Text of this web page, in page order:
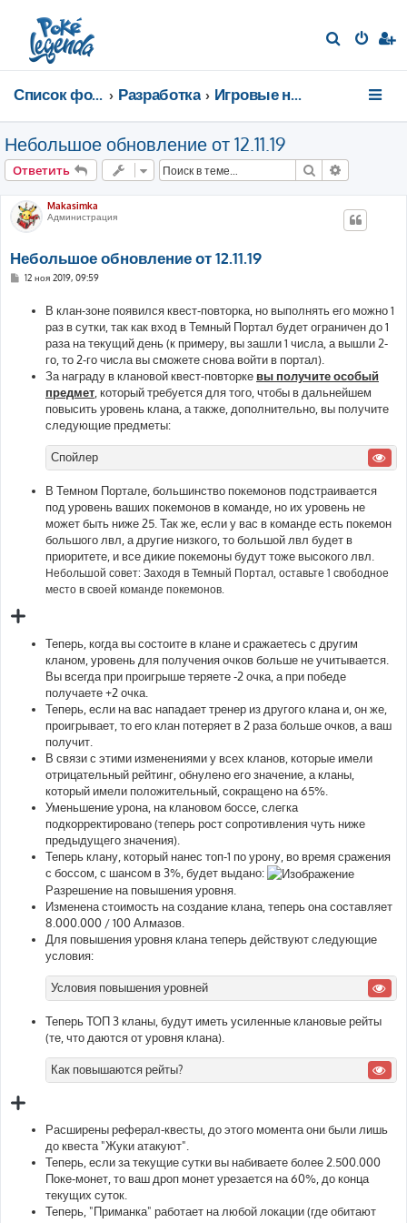
Список форумов Разработка Игровые новости
Небольшое обновление от 12.11.19
Ответить Поиск
Makasimka
Администрация
Небольшое обновление от 12.11.19
С12 ноя 2019, 09:59
В клан-зоне появился квест-повторка, но выполнять его можно 1
раз в сутки, так как вход в Темный Портал будет ограничен до 1
раза на текущий день (к примеру, вы зашли 1 числа, а вышли 2-
го, то 2-го числа вы сможете снова войти в портал).
За награду в клановой квест-повторке вы получите особый
предмет, который требуется для того, чтобы в дальнейшем
повысить уровень клана, а также, дополнительно, вы получите
следующие предметы:
Спойлер
В Темном Портале, большинство покемонов подстраивается
под уровень ваших покемонов в команде, но их уровень не
может быть ниже 25. Так же, если у вас в команде есть покемон
большого лвл, а другие низкого, то большой лвл будет в
приоритете, и все дикие покемоны будут тоже высокого лвл.
Небольшой совет: Заходя в Темный Портал, оставьте 1 свободное
место в своей команде покемонов.
Теперь, когда вы состоите в клане и сражаетесь с другим
кланом, уровень для получения очков больше не учитывается.
Вы всегда при проигрыше теряете -2 очка, а при победе
получаете +2 очка.
Теперь, если на вас нападает тренер из другого клана и, он же,
проигрывает, то его клан потеряет в 2 раза больше очков, а ваш
получит.
В связи с этими изменениями у всех кланов, которые имели
отрицательный рейтинг, обнулено его значение, а кланы,
который имели положительный, сокращено на 65%.
Уменьшение урона, на клановом боссе, слегка
подкорректировано (теперь рост сопротивления чуть ниже
предыдущего значения).
Теперь клану, который нанес топ-1 по урону, во время сражения
с боссом, с шансом в 3%, будет выдано:
Разрешение на повышения уровня.
Изменена стоимость на создание клана, теперь она составляет
8.000.000 / 100 Алмазов.
Для повышения уровня клана теперь действуют следующие
условия:
Условия повышения уровней
Теперь ТОП 3 кланы, будут иметь усиленные клановые рейты
(те, что даются от уровня клана).
Как повышаются рейты?
Расширены реферал-квесты, до этого момента они были лишь
до квеста "Жуки атакуют".
Теперь, если за текущие сутки вы набиваете более 2.500.000
Поке-монет, то ваш дроп монет урезается на 60%, до конца
текущих суток.
Теперь, "Приманка" работает на любой локации (где обитают